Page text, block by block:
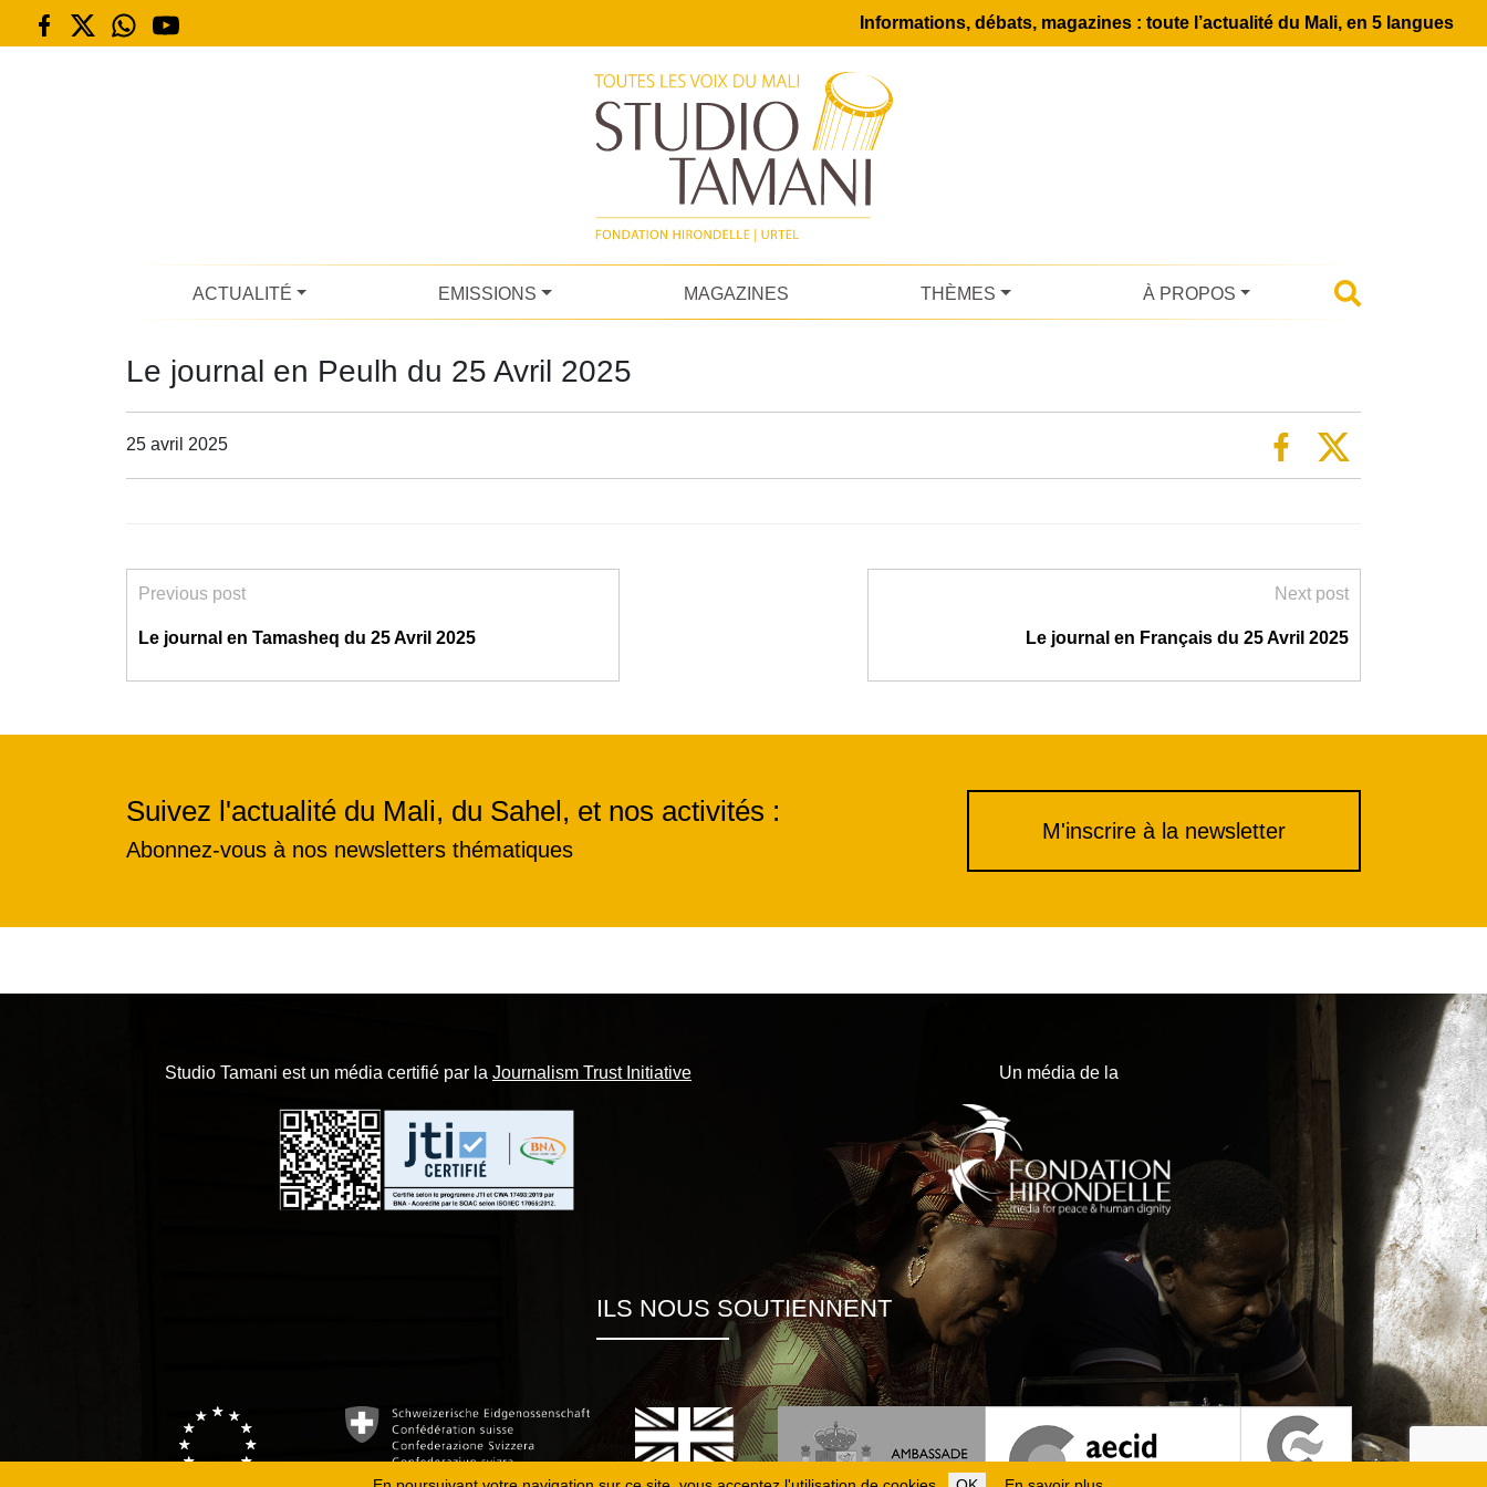
Informations, débats, magazines : toute l’actualité du Mali, en 5 langues
ACTUALITÉ EMISSIONS MAGAZINES THÈMES À PROPOS
Le journal en Peulh du 25 Avril 2025
25 avril 2025
Previous post
Le journal en Tamasheq du 25 Avril 2025
Next post
Le journal en Français du 25 Avril 2025
Suivez l'actualité du Mali, du Sahel, et nos activités :
Abonnez-vous à nos newsletters thématiques
M'inscrire à la newsletter
Studio Tamani est un média certifié par la Journalism Trust Initiative Un média de la
ILS NOUS SOUTIENNENT